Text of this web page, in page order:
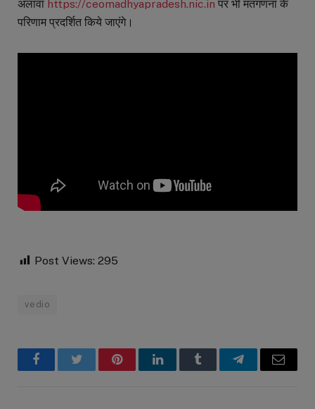
अलावा https://ceomadhyapradesh.nic.in पर भी मतगणना के
परिणाम प्रदर्शित किये जाएंगे।
Post Views: 295
vedio
FacebookTwitter PinterestLinkedInTumblr TelegramEmail